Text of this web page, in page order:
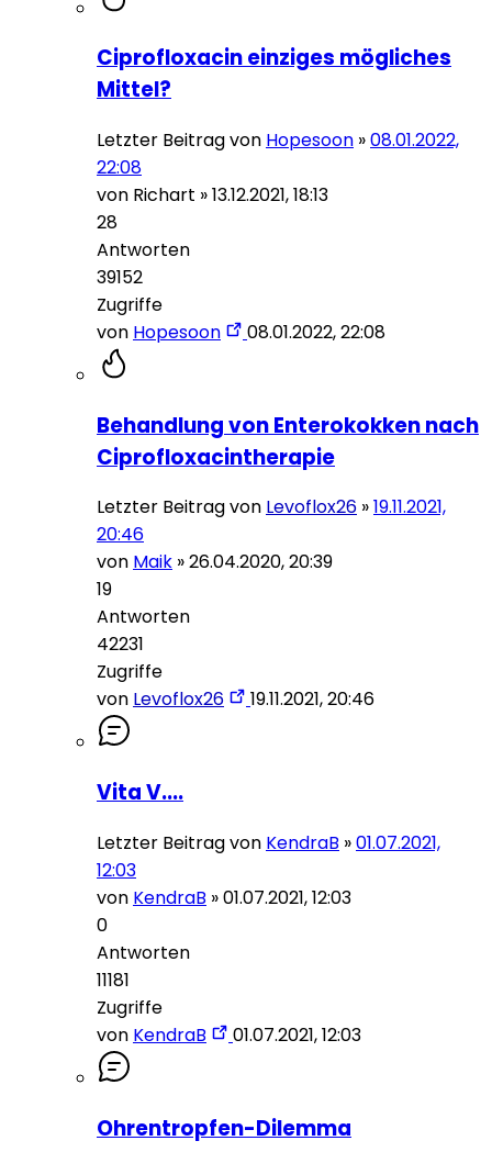
Ciprofloxacin einziges mögliches
Mittel?
Letzter Beitrag von Hopesoon »08.01.2022,
22:08
von Richart »13.12.2021, 18:13
28
Antworten
39152
Zugriffe
von Hopesoon 08.01.2022, 22:08
Behandlung von Enterokokken nach
Ciprofloxacintherapie
Letzter Beitrag von Levoflox26 »19.11.2021,
20:46
von Maik »26.04.2020, 20:39
19
Antworten
42231
Zugriffe
von Levoflox26 19.11.2021, 20:46
Vita V....
Letzter Beitrag von KendraB »01.07.2021,
12:03
von KendraB »01.07.2021, 12:03
0
Antworten
11181
Zugriffe
von KendraB 01.07.2021, 12:03
Ohrentropfen-Dilemma